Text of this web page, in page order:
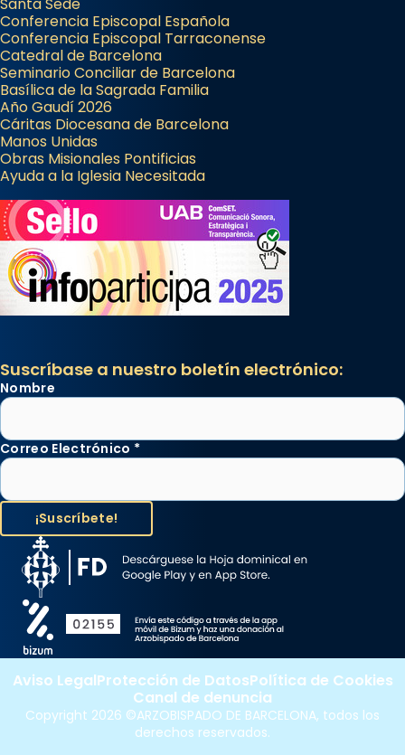
Santa Sede
Conferencia Episcopal Española
Conferencia Episcopal Tarraconense
Catedral de Barcelona
Seminario Conciliar de Barcelona
Basílica de la Sagrada Familia
Año Gaudí 2026
Cáritas Diocesana de Barcelona
Manos Unidas
Obras Misionales Pontificias
Ayuda a la Iglesia Necesitada
Suscríbase a nuestro boletín electrónico:
Nombre
Correo Electrónico *
Copyright 2026 ©ARZOBISPADO DE BARCELONA, todos los
derechos reservados.
Aviso LegalProtección de DatosPolítica de Cookies
Canal de denuncia